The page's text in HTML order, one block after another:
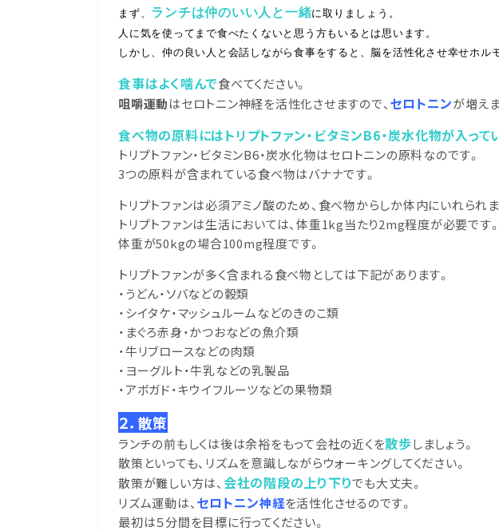
まず、 ランチは仲のいい人と一緒に取りましょう。
人に気を使ってまで食べたくないと思う方もいるとは思います。
しかし、仲の良い人と会話しながら食事をすると、脳を活性化させ幸せホル
食事はよく噛んで食べてください。
咀嚼運動はセロトニン神経を活性化させますので、 セロトニンが増え
食べ物の原料にはトリプトファン・ビタミンB6・炭水化物が入って
トリプトファン・ビタミンB6・炭水化物はセロトニンの原料なのです。
3つの原料が含まれている食べ物はバナナです。
トリプトファンは必須アミノ酸のため、食べ物からしか体内にいれられ
トリプトファンは生活においては、体重1kg当たり2mg程度が必要です。
体重が50kgの場合100mg程度です。
トリプトファンが多く含まれる食べ物としては下記があります。
・うどん・ソバなどの穀類
・シイタケ・マッシュルームなどのきのこ類
・まぐろ赤身・かつおなどの魚介類
・牛リブロースなどの肉類
・ヨーグルト・牛乳などの乳製品
・アボガド・キウイフルーツなどの果物類
２．散策
ランチの前もしくは後は余裕をもって会社の近くを散歩しましょう。
散策といっても、リズムを意識しながらウォーキングしてください。
散策が難しい方は、 会社の階段の上り下りでも大丈夫。
リズム運動は、 セロトニン神経を活性化させるのです。
最初は５分間を目標に行ってください。